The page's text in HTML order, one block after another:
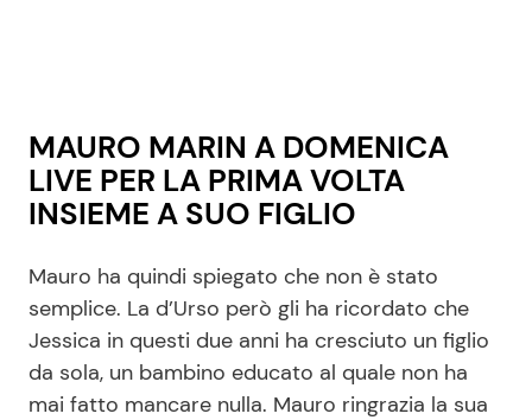
MAURO MARIN A DOMENICA
LIVE PER LA PRIMA VOLTA
INSIEME A SUO FIGLIO
Mauro ha quindi spiegato che non è stato
semplice. La d’Urso però gli ha ricordato che
Jessica in questi due anni ha cresciuto un figlio
da sola, un bambino educato al quale non ha
mai fatto mancare nulla. Mauro ringrazia la sua